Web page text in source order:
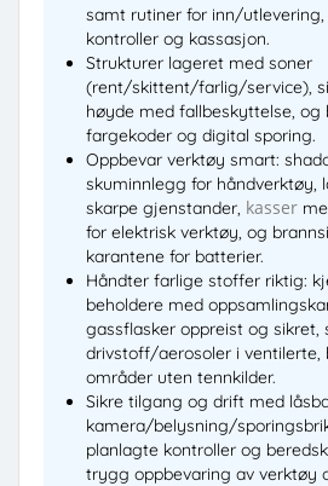
samt rutiner for inn/utlevering,
kontroller og kassasjon.
Strukturer lageret med soner
(rent/skittent/farlig/service),
høyde med fallbeskyttelse, og
fargekoder og digital sporing.
Oppbevar verktøy smart:
skuminnlegg for håndverktøy,
skarpe gjenstander, kasser
for elektrisk verktøy, og
karantene for batterier.
Håndter farlige stoffer riktig:
beholdere med
gassflasker oppreist og sikret,
drivstoff/aerosoler i ventilerte,
områder uten tennkilder.
Sikre tilgang og drift med
kamera/belysning/
planlagte kontroller og
trygg oppbevaring av verktøy